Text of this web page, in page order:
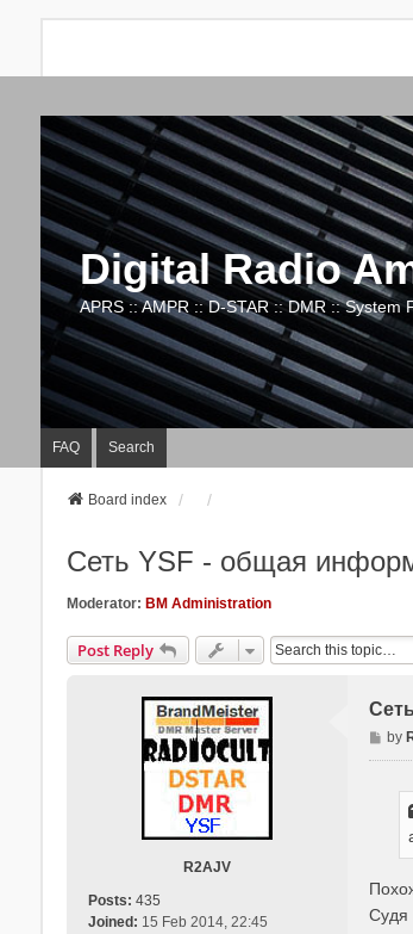
Digital Radio
APRS :: AMPR :: D-STAR :: DMR :: System
FAQ Search
Board index
Сеть YSF - общая
Moderator: BM Administration
Post Reply
R2AJV
Posts: 435
Joined: 15 Feb 2014, 22:45
P
o
by
Судя